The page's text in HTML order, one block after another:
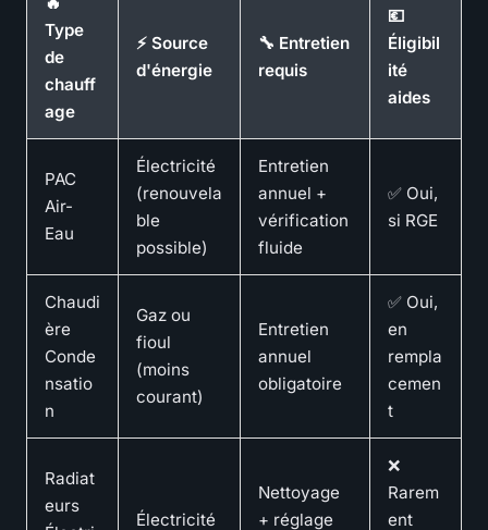
Type
de
chauff
age
⚡ Source
d'énergie
🔧 Entretien
requis
💶
Éligibil
ité
aides
PAC
Air-
Eau
Électricité
(renouvela
ble
possible)
Entretien
annuel +
vérification
fluide
✅ Oui,
si RGE
Chaudi
ère
Conde
nsatio
n
Gaz ou
fioul
(moins
courant)
Entretien
annuel
obligatoire
✅ Oui,
en
rempla
cemen
t
Radiat
eurs
Électricité
Nettoyage
+ réglage
❌
Rarem
ent